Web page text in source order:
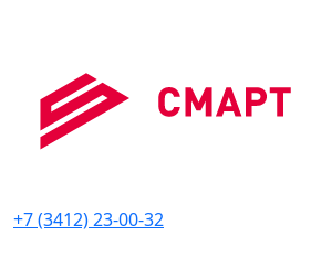
+7 (3412) 23-00-32